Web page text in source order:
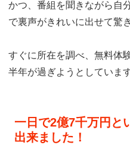
かつ、番組を聞きながら自
で裏声がきれいに出せて驚
すぐに所在を調べ、無料体
半年が過ぎようとしています
一日で2億7千万円と
出来ました！